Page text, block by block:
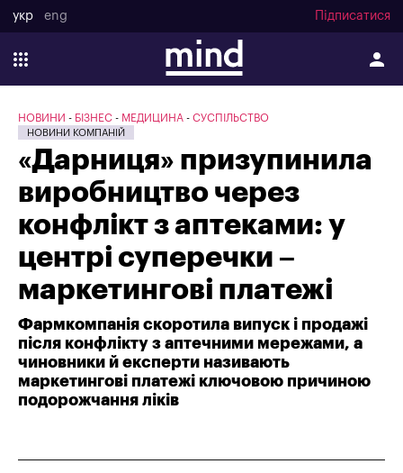
укр eng Підписатися
НОВИНИ БІЗНЕС МЕДИЦИНА СУСПІЛЬСТВО
НОВИНИ КОМПАНІЙ
«Дарниця» призупинила
виробництво через
конфлікт з аптеками: у
центрі суперечки –
маркетингові платежі
Фармкомпанія скоротила випуск і продажі
після конфлікту з аптечними мережами, а
чиновники й експерти називають
маркетингові платежі ключовою причиною
подорожчання ліків